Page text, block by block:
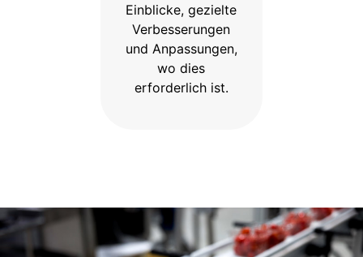
Einblicke, gezielte
Verbesserungen
und Anpassungen,
wo dies
erforderlich ist.